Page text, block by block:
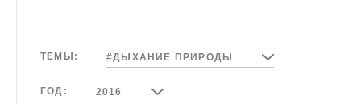
ТЕМЫ: #ДЫХАНИЕ ПРИРОДЫ
ГОД: 2016